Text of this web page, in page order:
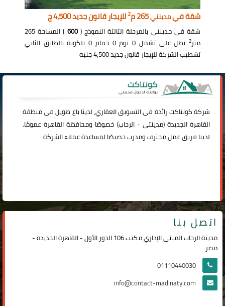
شقة فيمدينتي265 م 2للإيجار قانون جديد 4,500 ج
شقة في مدينتي بالمرحلة الثالثة النموذج (600
) المساحة 265
متر2
تطل على تشمل 0 نوم 0 حمام 0 بلكونة بالطابق الثاني
تشطيب الشركة للإيجار قانون جديد 4,500 جنيه
شركةكونتاكترائدة فى التسويق العقاري، لدينا باع طويل فى منطقة
القاهرة الجديدة (مدينتي -الرحاب) خصوصًا ومحافظة القاهرة عمومًا.
لدينا فريق عمل محترف ومدرب خصيصًا لمساعدة عملاء الشركة
اتصل بنا
مدينة الرحاب المبنى الإداري مكتب 106 الدور الأول - القاهرة الجديدة -
مصر
01110440030
info@contact-madinaty.com